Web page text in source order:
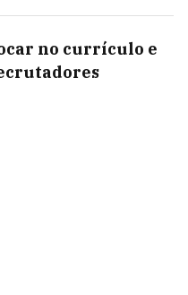
no currículo e